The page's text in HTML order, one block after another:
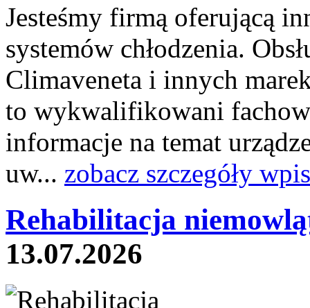
Jesteśmy firmą oferującą
systemów chłodzenia.
Climaveneta i innych
to wykwalifikowani
informacje na temat
uw... zobacz szczegóły
Rehabilitacja
13.07.2026